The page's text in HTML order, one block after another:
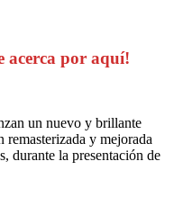
acerca por aquí!
un nuevo y brillante
y mejorada
durante la presentación de